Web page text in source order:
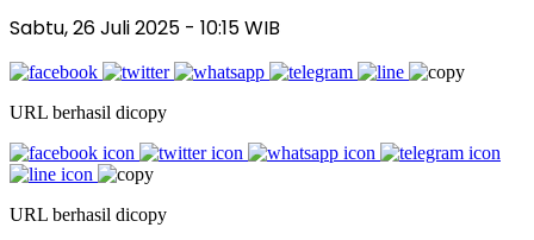
Sabtu, 26 Juli 2025 - 10:15 WIB
URL berhasil dicopy
URL berhasil dicopy